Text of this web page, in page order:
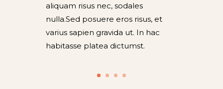
aliquam risus nec, sodales
nulla.Sed posuere eros risus, et
varius sapien gravida ut. In hac
habitasse platea dictumst.